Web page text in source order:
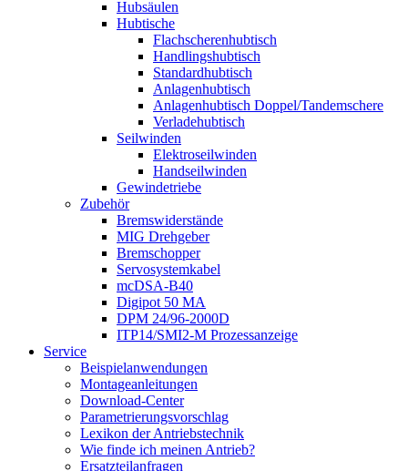
Hubsäulen
Hubtische
Flachscherenhubtisch
Handlingshubtisch
Standardhubtisch
Anlagenhubtisch
Anlagenhubtisch Doppel/Tandemschere
Verladehubtisch
Seilwinden
Elektroseilwinden
Handseilwinden
Gewindetriebe
Zubehör
Bremswiderstände
MIG Drehgeber
Bremschopper
Servosystemkabel
mcDSA-B40
Digipot 50 MA
DPM 24/96-2000D
ITP14/SMI2-M Prozessanzeige
Service
Beispielanwendungen
Montageanleitungen
Download-Center
Parametrierungsvorschlag
Lexikon der Antriebstechnik
Wie finde ich meinen Antrieb?
Ersatzteilanfragen